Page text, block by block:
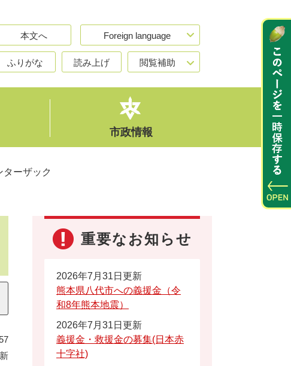
本文へ Foreign language
ふりがな 読み上げ 閲覧補助
市政情報
ターザック
重要なお知らせ
2026年7月31日更新
熊本県八代市への義援金（令
和8年熊本地震）
2026年7月31日更新
義援金・救援金の募集(日本赤
十字社)